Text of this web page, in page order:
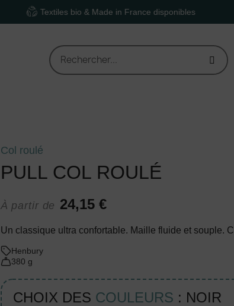
Textiles bio & Made in France disponibles
Col roulé
PULL COL ROULÉ
À partir de 24,15 €
Un classique ultra confortable. Maille fluide et souple.
Henbury
380 g
CHOIX DES COULEURS : NOIR